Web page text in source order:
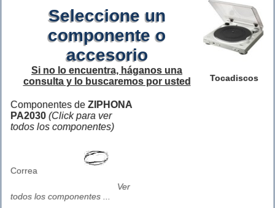
Tocadiscos
Seleccione un
componente o
accesorio
Si no lo encuentra, háganos una
consulta y lo buscaremos por usted
Componentes de ZIPHONA
PA2030 (Click para ver
todos los componentes)
Correa
Ver
todos los componentes ...